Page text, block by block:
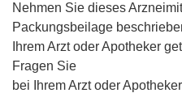
Nehmen Sie dieses
Packungsbeilage
Ihrem Arzt oder Apotheker
Fragen Sie
bei Ihrem Arzt oder